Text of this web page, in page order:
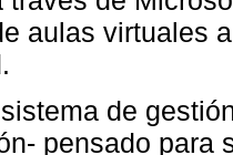
aulas virtuales
de
pensado para